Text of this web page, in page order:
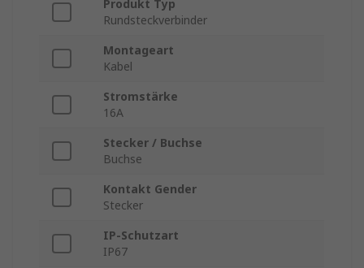
Produkt Typ
Rundsteckverbinder
Montageart
Kabel
Stromstärke
16A
Stecker / Buchse
Buchse
Kontakt Gender
Stecker
IP-Schutzart
IP67